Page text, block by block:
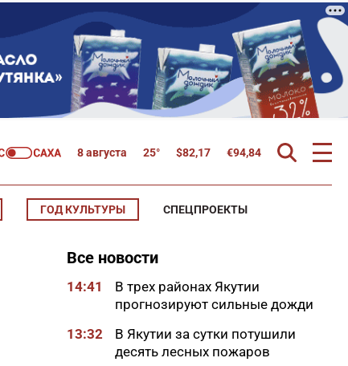
8 августа 25° $82,17 €94,84
ГОД КУЛЬТУРЫ СПЕЦПРОЕКТЫ
Все новости
14:41
В трех районах Якутии
прогнозируют сильные дожди
13:32
В Якутии за сутки потушили
десять лесных пожаров